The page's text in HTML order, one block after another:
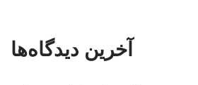
آخرین دیدگاه‌ها